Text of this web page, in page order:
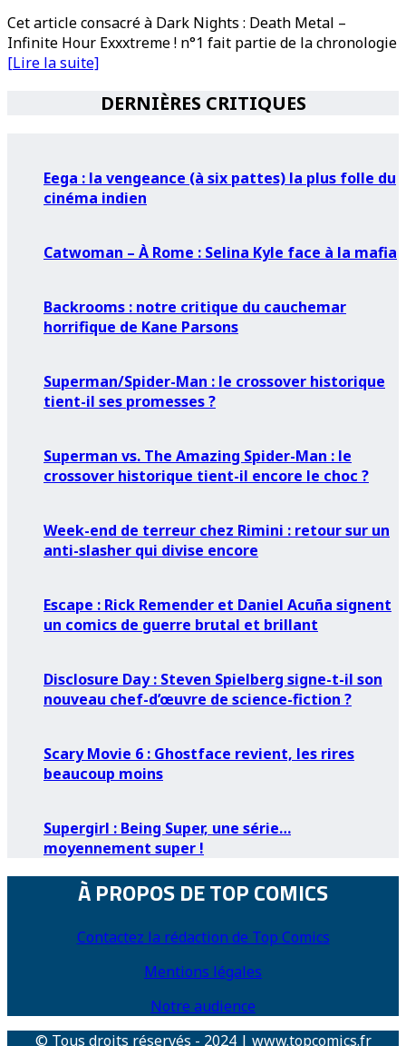
Cet article consacré à Dark Nights : Death Metal –
Infinite Hour Exxxtreme ! n°1 fait partie de la chronologie
[Lire la suite]
DERNIÈRES CRITIQUES
Eega : la vengeance (à six pattes) la plus folle du
cinéma indien
Catwoman – À Rome : Selina Kyle face à la mafia
Backrooms : notre critique du cauchemar
horrifique de Kane Parsons
Superman/Spider-Man : le crossover historique
tient-il ses promesses ?
Superman vs. The Amazing Spider-Man : le
crossover historique tient-il encore le choc ?
Week-end de terreur chez Rimini : retour sur un
anti-slasher qui divise encore
Escape : Rick Remender et Daniel Acuña signent
un comics de guerre brutal et brillant
Disclosure Day : Steven Spielberg signe-t-il son
nouveau chef-d’œuvre de science-fiction ?
Scary Movie 6 : Ghostface revient, les rires
beaucoup moins
Supergirl : Being Super, une série…
moyennement super !
À PROPOS DE TOP COMICS
Contactez la rédaction de Top Comics
Mentions légales
Notre audience
© Tous droits réservés - 2024 | www.topcomics.fr